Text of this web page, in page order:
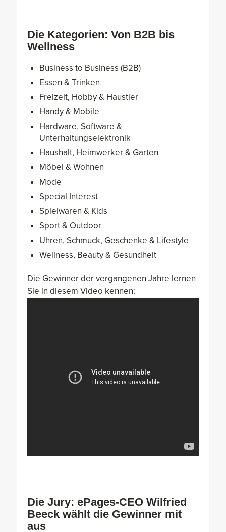
Die Kategorien: Von B2B bis
Wellness
Business to Business (B2B)
Essen & Trinken
Freizeit, Hobby & Haustier
Handy & Mobile
Hardware, Software &
Unterhaltungselektronik
Haushalt, Heimwerker & Garten
Möbel & Wohnen
Mode
Special Interest
Spielwaren & Kids
Sport & Outdoor
Uhren, Schmuck, Geschenke & Lifestyle
Wellness, Beauty & Gesundheit
Die Gewinner der vergangenen Jahre lernen
Sie in diesem Video kennen:
Die Jury: ePages-CEO Wilfried
Beeck wählt die Gewinner mit
aus